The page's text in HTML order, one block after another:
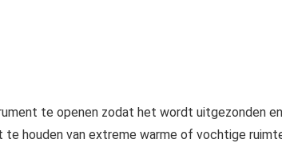
te openen zodat het wordt uitgezonden en
houden van extreme warme of vochtige